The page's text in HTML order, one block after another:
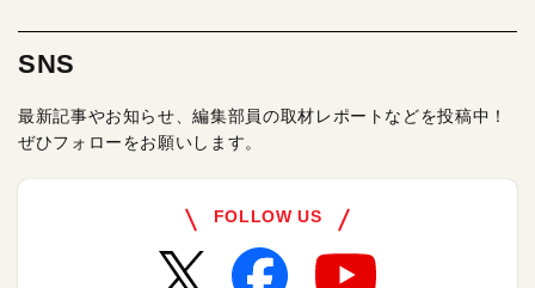
SNS
最新記事やお知らせ、編集部員の取材レポートなどを投稿中！
ぜひフォローをお願いします。
FOLLOW US